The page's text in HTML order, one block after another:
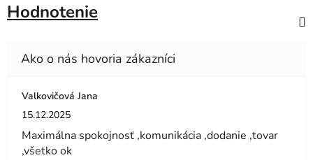
Hodnotenie
Valkovičová Jana
Hodnotenie obchodu je 5 z 5 hviezdičiek.
15.12.2025
Maximálna spokojnosť ,komunikácia ,dodanie ,tovar
,všetko ok